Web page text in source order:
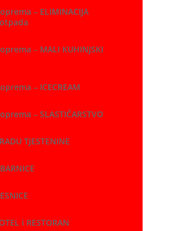
– ELIMINACIJA
otpada
– MALI KUHINJSKI
– ICECREAM
– SLASTIČARSTVO
TJESTENINE
i RESTORAN